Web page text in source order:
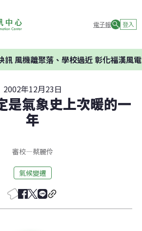
電子報 登入
訊風機離聚落、學校過近 彰化福漢風電
2002年12月23日
是氣象史上次暖的一
年
審校—蔡麗伶
氣候變遷